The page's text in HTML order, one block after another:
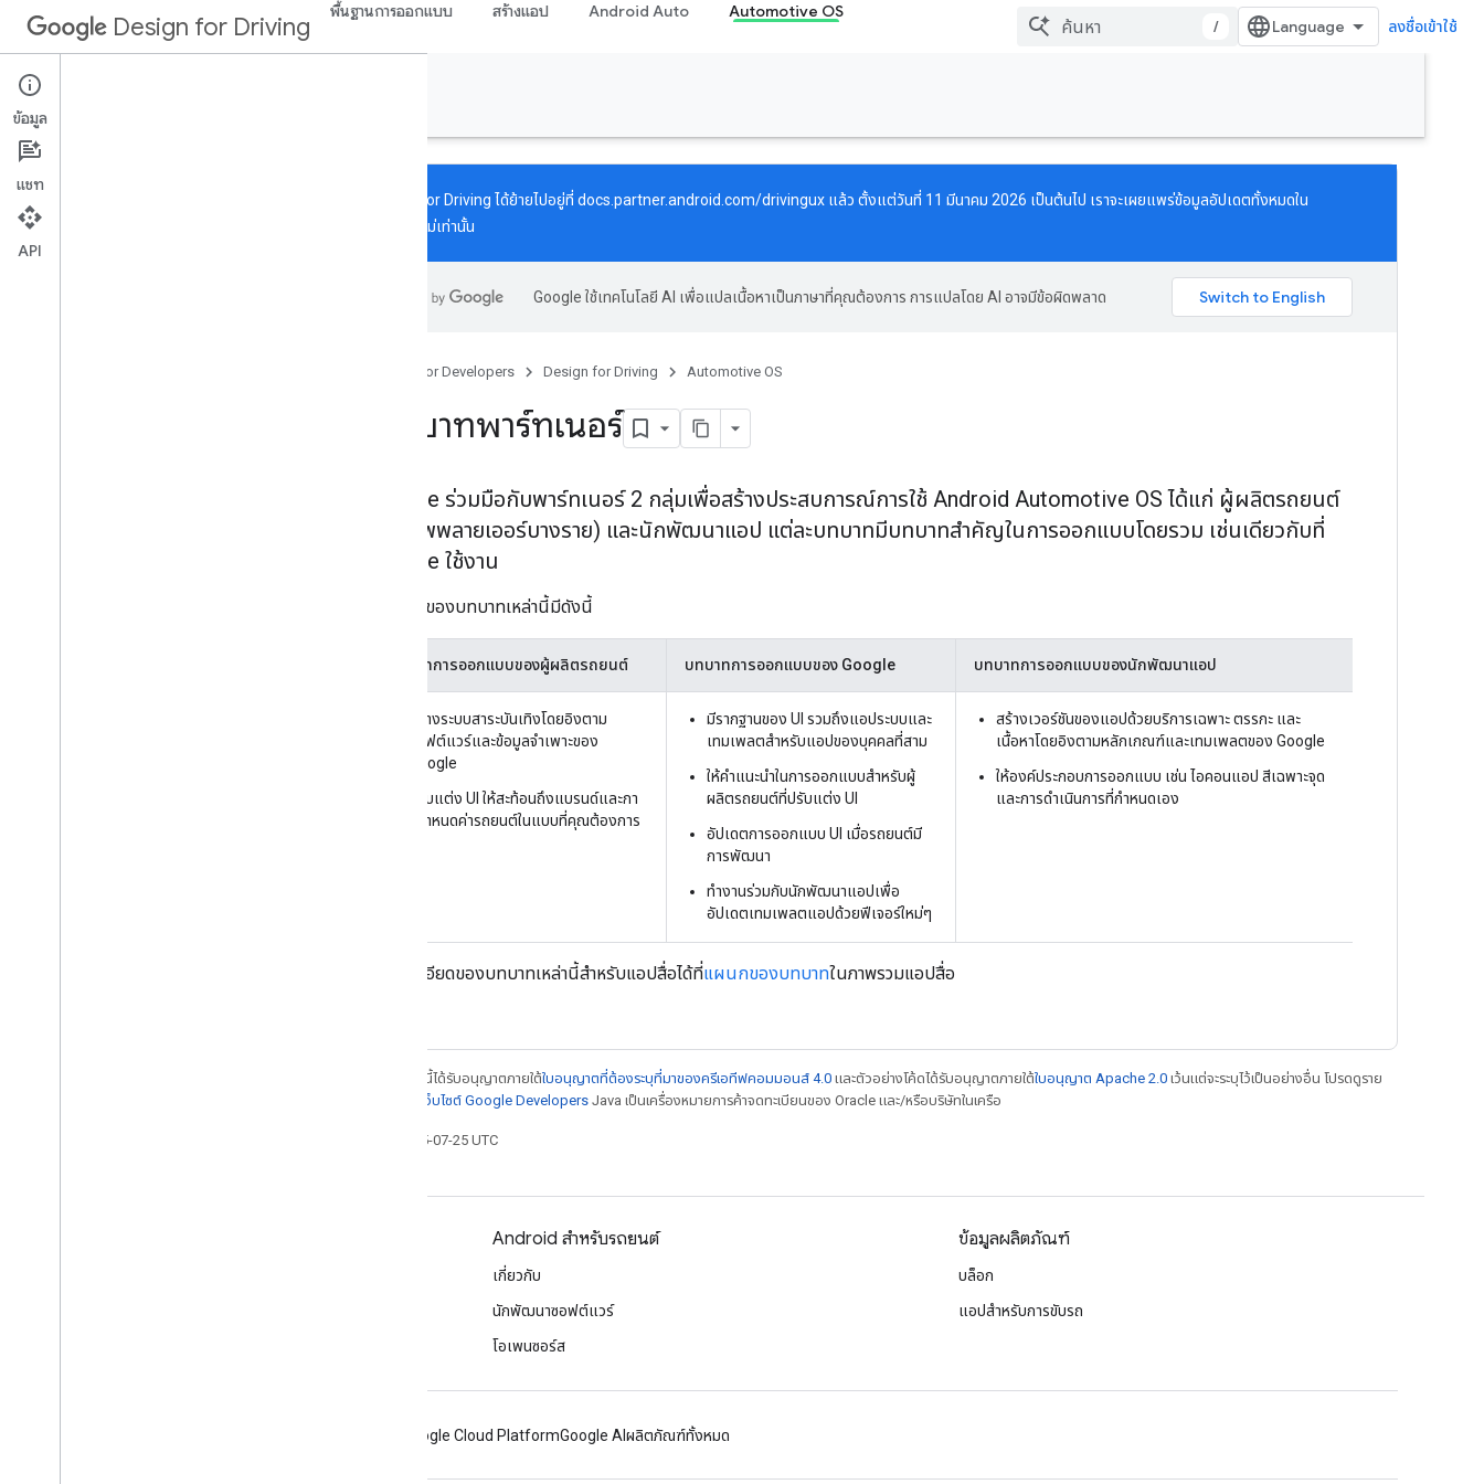
Design for Driving
พื้นฐานการออกแบบ สร้างแอป Android Auto Automotive OS
/ ลงชื่อเข้าใช้
Automotive OS
เกี่ยวกับ
Design for Driving ได้ย้ายไปอยู่ที่ docs.partner.android.com/drivingux แล้ว ตั้งแต่วันที่ 11 มีนาคม 2026 เป็นต้นไป เราจะเผยแพร่ข้อมูลอัปเดตทั้งหมดใน
เว็บไซต์ใหม่เท่านั้น
Google ใช้เทคโนโลยี AI เพื่อแปลเนื้อหาเป็นภาษาที่คุณต้องการ การแปลโดย AI อาจมีข้อผิดพลาด
Google for Developers Design for Driving Automotive OS
บทบาทพาร์ทเนอร์
Google ร่วมมือกับพาร์ทเนอร์ 2 กลุ่มเพื่อสร้างประสบการณ์การใช้ Android Automotive OS ได้แก่ ผู้ผลิตรถยนต์
(และซัพพลายเออร์บางราย) และนักพัฒนาแอป แต่ละบทบาทมีบทบาทสําคัญในการออกแบบโดยรวม เช่นเดียวกับที่
Google ใช้งาน
ภาพรวมของบทบาทเหล่านี้มีดังนี้
บทบาทการออกแบบของผู้ผลิตรถยนต์ บทบาทการออกแบบของ Google บทบาทการออกแบบของนักพัฒนาแอป
สร้างระบบสาระบันเทิงโดยอิงตาม
ซอฟต์แวร์และข้อมูลจําเพาะของ
Google
ปรับแต่ง UI ให้สะท้อนถึงแบรนด์และกา
รกําหนดค่ารถยนต์ในแบบที่คุณต้องการ
มีรากฐานของ UI รวมถึงแอประบบและ
เทมเพลตสําหรับแอปของบุคคลที่สาม
ให้คําแนะนําในการออกแบบสําหรับผู้
ผลิตรถยนต์ที่ปรับแต่ง UI
อัปเดตการออกแบบ UI เมื่อรถยนต์มี
การพัฒนา
ทํางานร่วมกับนักพัฒนาแอปเพื่อ
อัปเดตเทมเพลตแอปด้วยฟีเจอร์ใหม่ๆ
สร้างเวอร์ชันของแอปด้วยบริการเฉพาะ ตรรกะ และ
เนื้อหาโดยอิงตามหลักเกณฑ์และเทมเพลตของ Google
ให้องค์ประกอบการออกแบบ เช่น ไอคอนแอป สีเฉพาะจุด
และการดําเนินการที่กําหนดเอง
ดูรายละเอียดของบทบาทเหล่านี้สําหรับแอปสื่อได้ที่แผนกของบทบาทในภาพรวมแอปสื่อ
เนื้อหาของหน้าเว็บนี้ได้รับอนุญาตภายใต้ใบอนุญาตที่ต้องระบุที่มาของครีเอทีฟคอมมอนส์ 4.0 และตัวอย่างโค้ดได้รับอนุญาตภายใต้ใบอนุญาต Apache 2.0 เว้นแต่จะระบุไว้เป็นอย่างอื่น โปรดดูราย
นโยบายเว็บไซต์ Google Developers Java เป็นเครื่องหมายการค้าจดทะเบียนของ Oracle และ/หรือบริษัทในเครือ
อัปเดตล่าสุด 2025-07-25 UTC
Android สำหรับรถยนต์
เกี่ยวกับ
นักพัฒนาซอฟต์แวร์
โอเพนซอร์ส
ข้อมูลผลิตภัณฑ์
บล็อก
แอปสำหรับการขับรถ
Google Cloud PlatformGoogle AI ผลิตภัณฑ์ทั้งหมด
ข้อมูล
แชท
API